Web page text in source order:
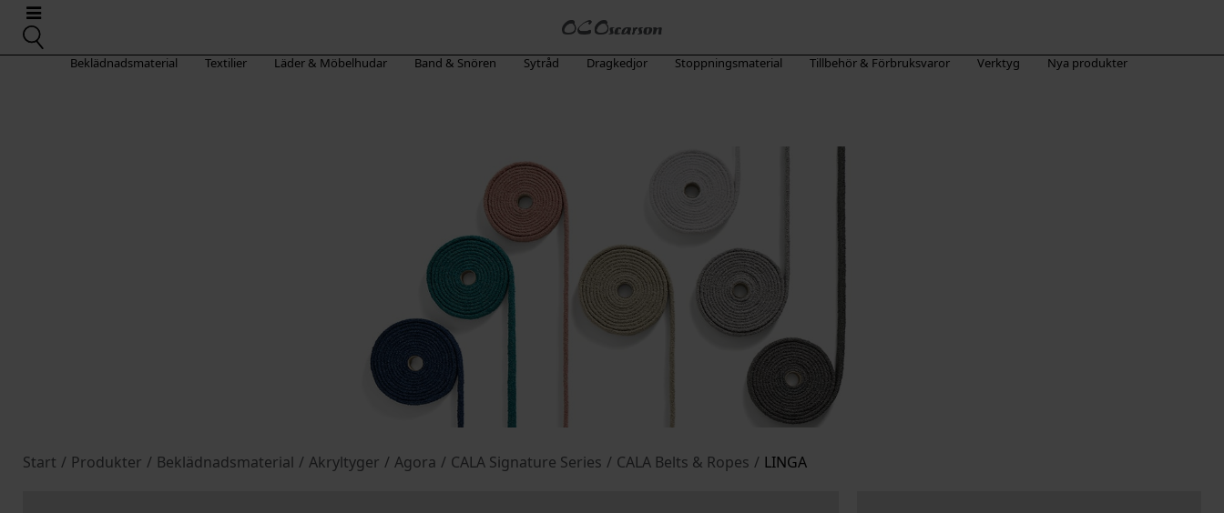
Beklädnadsmaterial Textilier Läder & Möbelhudar Band & Snören Sytråd Dragkedjor Stoppningsmaterial Tillbehör & Förbruksvaror Verktyg Nya produkter
Start / Produkter / Beklädnadsmaterial / Akryltyger / Agora / CALA Signature Series / CALA Belts & Ropes / LINGA